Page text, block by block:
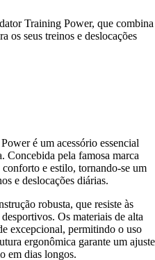
Training Power, que combina
os seus treinos e deslocações
é um acessório essencial
Concebida pela famosa marca
e estilo, tornando-se um
e deslocações diárias.
robusta, que resiste às
Os materiais de alta
excepcional, permitindo o uso
ergonômica garante um ajuste
em dias longos.